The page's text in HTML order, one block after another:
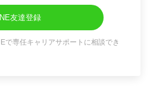
友達登録
で専任キャリアサポートに相談でき